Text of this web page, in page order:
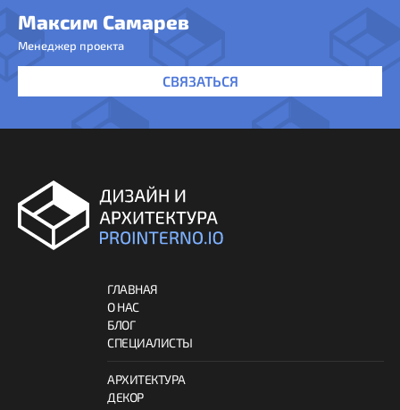
Максим Самарев
Менеджер проекта
СВЯЗАТЬСЯ
ГЛАВНАЯ
О НАС
БЛОГ
СПЕЦИАЛИСТЫ
АРХИТЕКТУРА
ДЕКОР